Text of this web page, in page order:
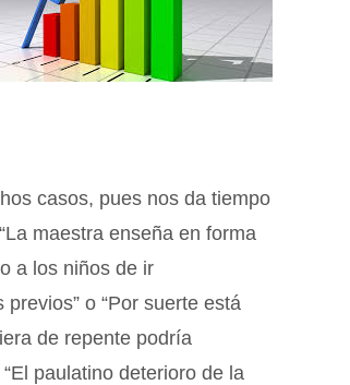
casos, pues nos da tiempo
maestra enseña en forma
a los niños de ir
o “Por suerte está
de repente podría
paulatino deterioro de la